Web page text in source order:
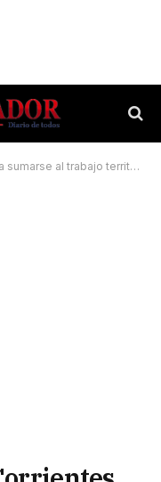
territorial por los incendios